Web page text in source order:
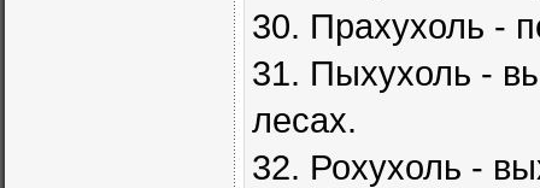
30. Прахухоль -
31. Пыхухоль -
лесах.
32. Рохухоль -